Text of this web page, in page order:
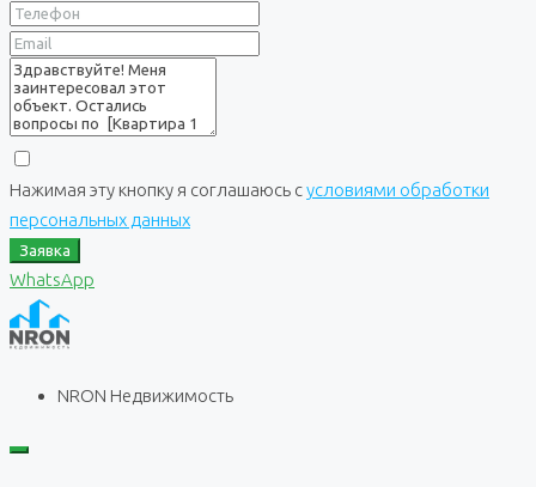
Нажимая эту кнопку я соглашаюсь сусловиями обработки
персональных данных
Заявка
WhatsApp
NRON Недвижимость